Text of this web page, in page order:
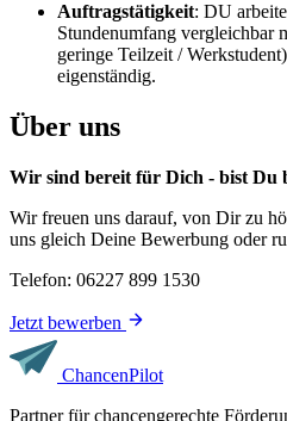
Auftragstätigkeit: DU
Stundenumfang vergleichbar
geringe Teilzeit /
eigenständig.
Über uns
Wir sind bereit für Dich - bist Du
Wir freuen uns darauf, von Dir zu
uns gleich Deine Bewerbung oder
Telefon: 06227 899 1530
Jetzt bewerben
ChancenPilot
Partner für chancengerechte